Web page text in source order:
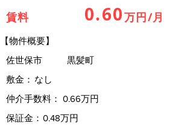
賃料 0.60万円/月
【物件概要】
佐世保市
黒髪町
敷金： なし
仲介手数料： 0.66万円
保証金： 0.48万円